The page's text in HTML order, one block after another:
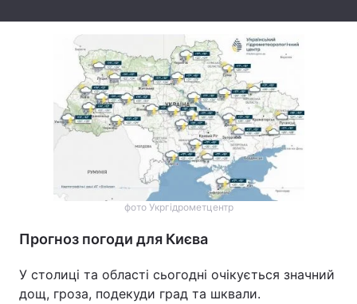
Тема оформлення
фото Укргідрометцентр
Прогноз погоди для Києва
У столиці та області сьогодні очікується значний
дощ, гроза, подекуди град та шквали.